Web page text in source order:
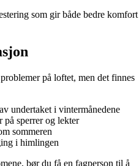
som gir både bedre komfort
på loftet, men det finnes
undertaket i vintermånedene
sperrer og lekter
sommeren
i himlingen
bør du få en fagperson til å